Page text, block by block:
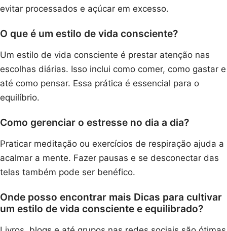
evitar processados e açúcar em excesso.
O que é um estilo de vida consciente?
Um estilo de vida consciente é prestar atenção nas
escolhas diárias. Isso inclui como comer, como gastar e
até como pensar. Essa prática é essencial para o
equilíbrio.
Como gerenciar o estresse no dia a dia?
Praticar meditação ou exercícios de respiração ajuda a
acalmar a mente. Fazer pausas e se desconectar das
telas também pode ser benéfico.
Onde posso encontrar mais Dicas para cultivar
um estilo de vida consciente e equilibrado?